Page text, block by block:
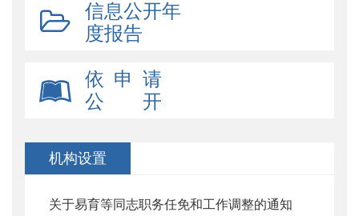
信息公开年
度报告
依 申 请
公 开
机构设置
关于易育等同志职务任免和工作调整的通知